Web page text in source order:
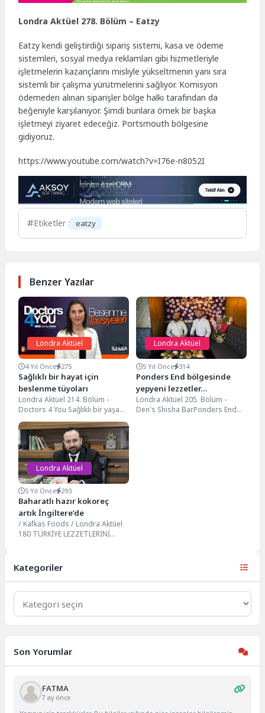
Londra Aktüel 278. Bölüm – Eatzy
Eatzy kendi geliştirdiği sipariş sistemi, kasa ve ödeme
sistemleri, sosyal medya reklamları gibi hizmetleriyle
işletmelerin kazançlarını misliyle yükseltmenin yanı sıra
sistemli bir çalışma yürütmelerini sağlıyor. Komisyon
ödemeden alınan siparişler bölge halkı tarafından da
beğeniyle karşılanıyor. Şimdi bunlara örnek bir başka
işletmeyi ziyaret edeceğiz. Portsmouth bölgesine
gidiyoruz.
https://www.youtube.com/watch?v=I76e-n8052I
Etiketler : eatzy
Benzer Yazılar
Londra Aktüel
4 Yıl Önce 275
Sağlıklı bir hayat için
beslenme tüyoları
Londra Aktüel 214. Bölüm -
Doctors 4 You Sağlıklı bir yaşam
için beslenme çok önemli....
Londra Aktüel
5 Yıl Önce 314
Ponders End bölgesinde
yepyeni lezzetler…
Londra Aktüel 205. Bölüm -
Den's Shisha BarPonders End
Londra Aktüel
5 Yıl Önce 293
Baharatlı hazır kokoreç
artık İngiltere’de
/ Kafkas Foods / Londra Aktüel
180 TÜRKİYE LEZZETLERİNİ
Kategoriler
Kategoriler
Son Yorumlar
FATMA
7 ay önce